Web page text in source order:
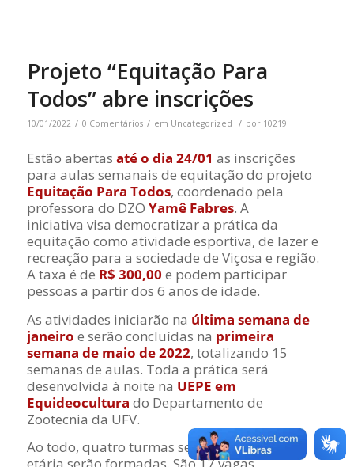
Projeto “Equitação Para
Todos” abre inscrições
10/01/2022 / 0 Comentários / em Uncategorized / por 10219
Estão abertas até o dia 24/01 as inscrições
para aulas semanais de equitação do projeto
Equitação Para Todos, coordenado pela
professora do DZO Yamê Fabres. A
iniciativa visa democratizar a prática da
equitação como atividade esportiva, de lazer e
recreação para a sociedade de Viçosa e região.
A taxa é de R$ 300,00 e podem participar
pessoas a partir dos 6 anos de idade.
As atividades iniciarão na última semana de
janeiro e serão concluídas na primeira
semana de maio de 2022, totalizando 15
semanas de aulas. Toda a prática será
desenvolvida à noite na UEPE em
Equideocultura do Departamento de
Zootecnia da UFV.
Ao todo, quatro turmas separadas por faixa